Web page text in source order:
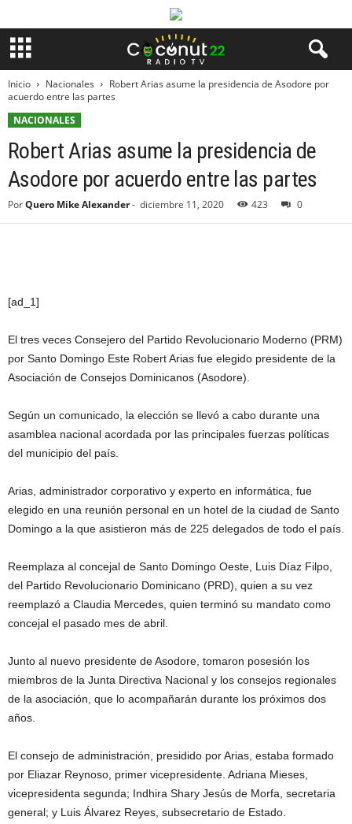
Inicio Nacionales
Robert Arias asume la presidencia de Asodore por
acuerdo entre las partes
NACIONALES
Robert Arias asume la presidencia de
Asodore por acuerdo entre las partes
PorQuero Mike Alexander- diciembre 11, 2020 423 0
[ad_1]
El tres veces Consejero del Partido Revolucionario Moderno (PRM)
por Santo Domingo Este Robert Arias fue elegido presidente de la
Asociación de Consejos Dominicanos (Asodore).
Según un comunicado, la elección se llevó a cabo durante una
asamblea nacional acordada por las principales fuerzas políticas
del municipio del país.
Arias, administrador corporativo y experto en informática, fue
elegido en una reunión personal en un hotel de la ciudad de Santo
Domingo a la que asistieron más de 225 delegados de todo el país.
Reemplaza al concejal de Santo Domingo Oeste, Luis Díaz Filpo,
del Partido Revolucionario Dominicano (PRD), quien a su vez
reemplazó a Claudia Mercedes, quien terminó su mandato como
concejal el pasado mes de abril.
Junto al nuevo presidente de Asodore, tomaron posesión los
miembros de la Junta Directiva Nacional y los consejos regionales
de la asociación, que lo acompañarán durante los próximos dos
años.
El consejo de administración, presidido por Arias, estaba formado
por Eliazar Reynoso, primer vicepresidente. Adriana Mieses,
vicepresidenta segunda; Indhira Shary Jesús de Morfa, secretaria
general; y Luis Álvarez Reyes, subsecretario de Estado.